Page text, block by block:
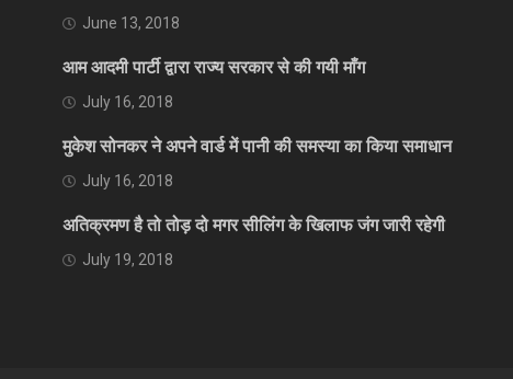
June 13, 2018
आम आदमी पार्टी द्वारा राज्य सरकार से की गयी माँग
July 16, 2018
मुकेश सोनकर ने अपने वार्ड में पानी की समस्या का किया समाधान
July 16, 2018
अतिक्रमण है तो तोड़ दो मगर सीलिंग के खिलाफ जंग जारी रहेगी
July 19, 2018